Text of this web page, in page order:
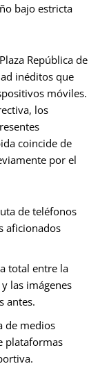
bajo estricta
República de
inéditos que
móviles.
los
coincide de
por el
de teléfonos
aficionados
total entre la
las imágenes
antes.
de medios
plataformas